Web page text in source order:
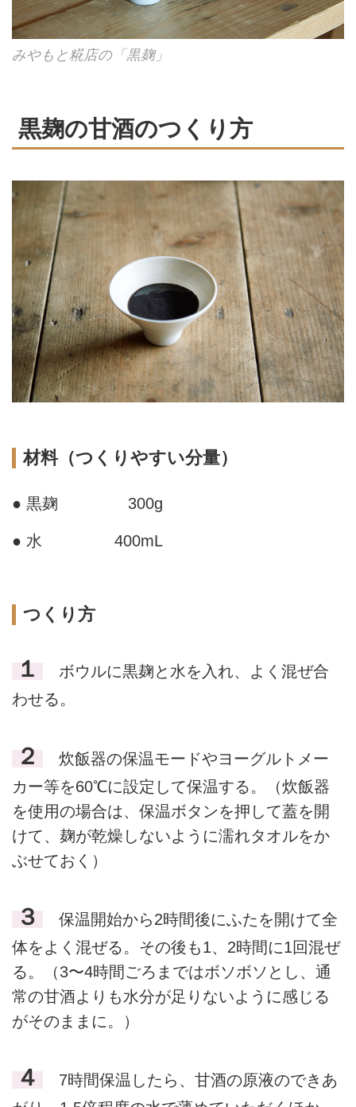
みやもと糀店の「黒麹」
黒麹の甘酒のつくり方
材料（つくりやすい分量）
● 黒麹 300g
● 水 400mL
つくり方
１
ボウルに黒麹と水を入れ、よく混ぜ合
わせる。
２
炊飯器の保温モードやヨーグルトメー
カー等を60℃に設定して保温する。（炊飯器
を使用の場合は、保温ボタンを押して蓋を開
けて、麹が乾燥しないように濡れタオルをか
ぶせておく）
３
保温開始から2時間後にふたを開けて全
体をよく混ぜる。その後も1、2時間に1回混ぜ
る。（3〜4時間ごろまではボソボソとし、通
常の甘酒よりも水分が足りないように感じる
がそのままに。）
４
7時間保温したら、甘酒の原液のできあ